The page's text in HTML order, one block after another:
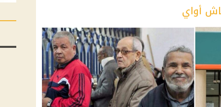
أواي